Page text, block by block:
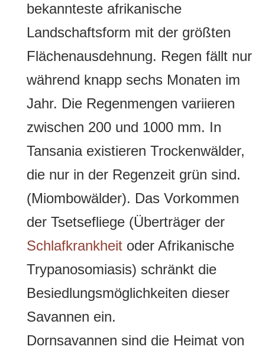
bekannteste afrikanische
Landschaftsform mit der größten
Flächenausdehnung. Regen fällt nur
während knapp sechs Monaten im
Jahr. Die Regenmengen variieren
zwischen 200 und 1000 mm. In
Tansania existieren Trockenwälder,
die nur in der Regenzeit grün sind.
(Miombowälder). Das Vorkommen
der Tsetsefliege (Überträger der
Schlafkrankheit oder Afrikanische
Trypanosomiasis) schränkt die
Besiedlungsmöglichkeiten dieser
Savannen ein.
Dornsavannen sind die Heimat von